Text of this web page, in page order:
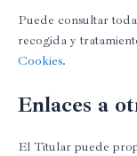
Puede consultar
recogida y
Cookies.
Enlaces a
El Titular puede